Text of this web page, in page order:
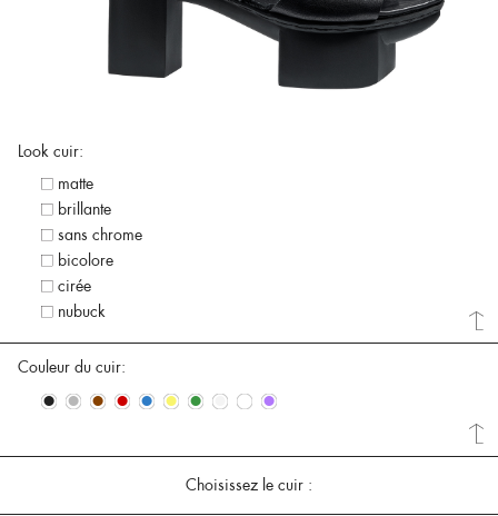
Look cuir:
matte
brillante
sans chrome
bicolore
cirée
nubuck
Couleur du cuir:
• • • • • • • • • •
Choisissez le cuir :